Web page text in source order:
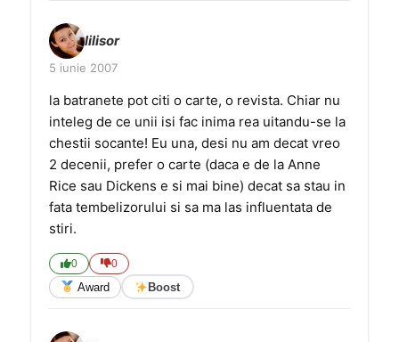
lilisor
5 iunie 2007
la batranete pot citi o carte, o revista. Chiar nu
inteleg de ce unii isi fac inima rea uitandu-se la
chestii socante! Eu una, desi nu am decat vreo
2 decenii, prefer o carte (daca e de la Anne
Rice sau Dickens e si mai bine) decat sa stau in
fata tembelizorului si sa ma las influentata de
stiri.
0 0
Award Boost